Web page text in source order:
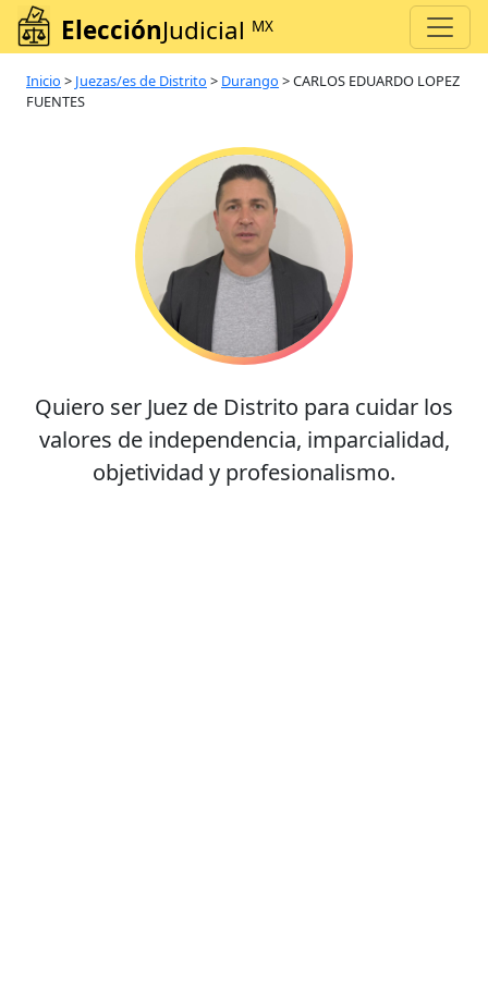
ElecciónJudicial MX
Inicio > Juezas/es de Distrito > Durango >CARLOS EDUARDO LOPEZ
FUENTES
Quiero ser Juez de Distrito para cuidar los
valores de independencia, imparcialidad,
objetividad y profesionalismo.